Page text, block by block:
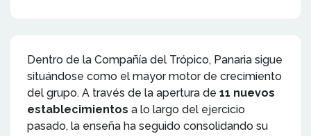
Dentro de la Compañía del Trópico, Panaria sigue
situándose como el mayor motor de crecimiento
del grupo. A través de la apertura de 11 nuevos
establecimientos a lo largo del ejercicio
pasado, la enseña ha seguido consolidando su